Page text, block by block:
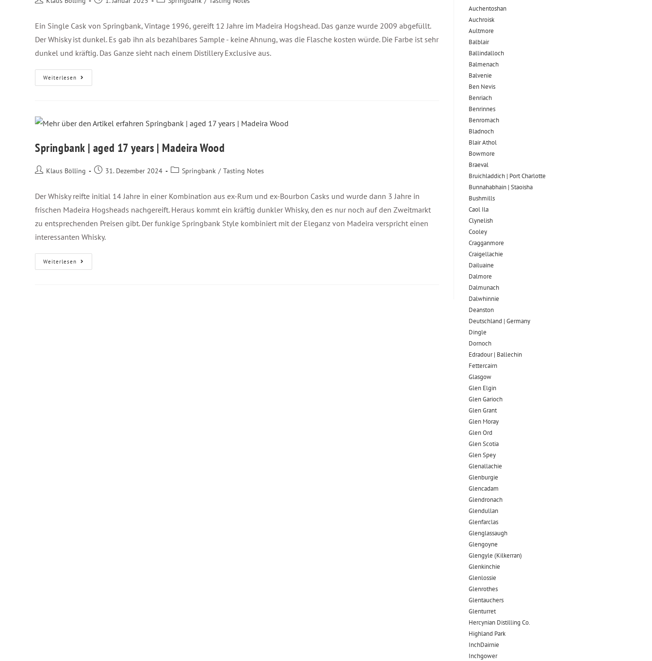
Ein Single Cask von Springbank, Vintage 1996, gereift 12 Jahre im Madeira Hogshead. Das ganze wurde 2009 abgefüllt.
Der Whisky ist dunkel. Es gab ihn als bezahlbares Sample - keine Ahnung, was die Flasche kosten würde. Die Farbe ist sehr
dunkel und kräftig. Das Ganze sieht nach einem Distillery Exclusive aus.
Weiterlesen
Springbank | aged 17 years | Madeira Wood
Klaus Bölling 31. Dezember 2024 Springbank / Tasting Notes
Der Whisky reifte initial 14 Jahre in einer Kombination aus ex-Rum und ex-Bourbon Casks und wurde dann 3 Jahre in
frischen Madeira Hogsheads nachgereift. Heraus kommt ein kräftig dunkler Whisky, den es nur noch auf den Zweitmarkt
zu entsprechenden Preisen gibt. Der funkige Springbank Style kombiniert mit der Eleganz von Madeira verspricht einen
interessanten Whisky.
Weiterlesen
Auchentoshan
Auchroisk
Aultmore
Balblair
Ballindalloch
Balmenach
Balvenie
Ben Nevis
Benriach
Benrinnes
Benromach
Bladnoch
Blair Athol
Bowmore
Braeval
Bruichladdich | Port Charlotte
Bunnahabhain | Staoisha
Bushmills
Caol Ila
Clynelish
Cooley
Cragganmore
Craigellachie
Dailuaine
Dalmore​
Dalmunach
Dalwhinnie
Deanston
Deutschland | Germany
Dingle
Dornoch
Edradour | Ballechin
Fettercairn
Glasgow
Glen Elgin
Glen Garioch
Glen Grant
Glen Moray
Glen Ord
Glen Scotia
Glen Spey
Glenallachie
Glenburgie
Glencadam
Glendronach
Glendullan
Glenfarclas
Glenglassaugh
Glengoyne
Glengyle (Kilkerran)
Glenkinchie
Glenlossie
Glenrothes
Glentauchers
Glenturret
Hercynian Distilling Co.
Highland Park
InchDairnie
Inchgower